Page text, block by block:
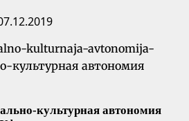
культурная автономия